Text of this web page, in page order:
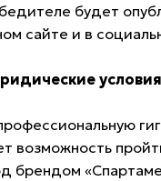
будет
сайте и в
возможность
брендом